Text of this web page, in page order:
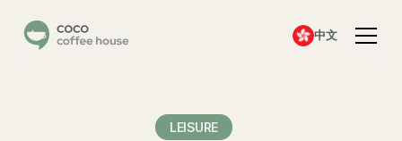
中文
LEISURE